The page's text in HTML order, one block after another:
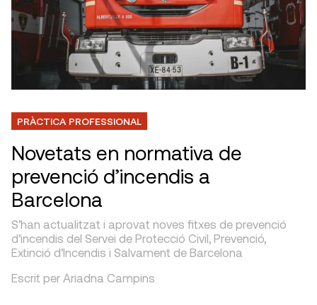
PRÀCTICA PROFESSIONAL
Novetats en normativa de
prevenció d’incendis a
Barcelona
S’han actualitzat i aprovat noves fitxes de prevenció
d’incendis del Servei de Protecció Civil, Prevenció,
Extinció d’Incendis i Salvament de Barcelona
Escrit per Ariadna Campins